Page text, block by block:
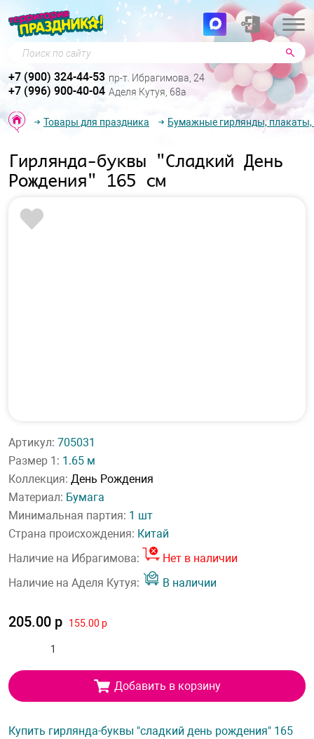
Поиск по сайту
+7 (900) 324-44-53 пр-т. Ибрагимова, 24
+7 (996) 900-40-04 Аделя Кутуя, 68а
Товары для праздника Бумажные гирлянды,
Гирлянда-буквы "Сладкий День
Рождения" 165 см
Артикул: 705031
Размер 1: 1.65 м
Коллекция: День Рождения
Материал: Бумага
Минимальная партия: 1 шт
Страна происхождения: Китай
Наличие на Ибрагимова:
Нет в наличии
Наличие на Аделя Кутуя:
В наличии
205.00 р 155.00 р
Добавить в корзину
Купить гирлянда-буквы "сладкий день рождения" 165